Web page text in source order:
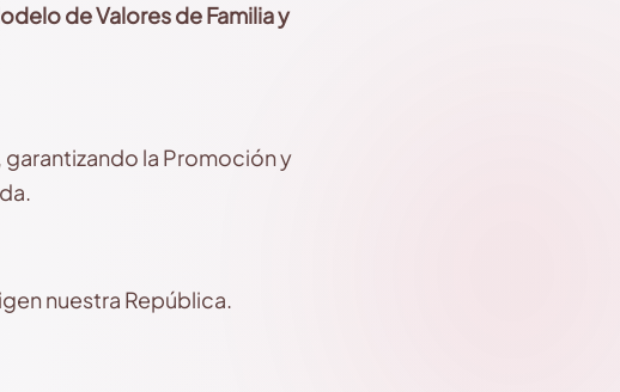
de Valores de Familia y
la Promoción y
nuestra República.